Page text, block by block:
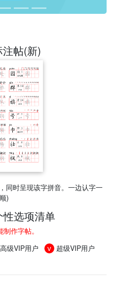
注帖(新)
同时呈现该字拼音。一边认字一
)
选项清单
作字帖。
高级VIP用户 v
超级VIP用户